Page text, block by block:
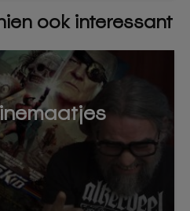
ook interessant